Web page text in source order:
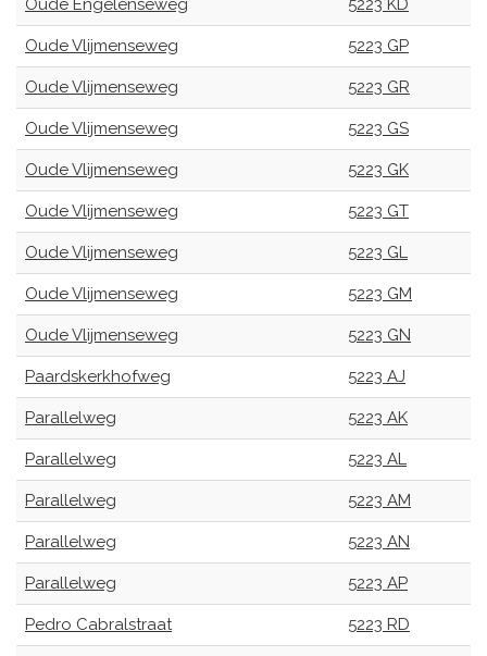
Oude Engelenseweg 5223 KD
Oude Vlijmenseweg 5223 GP
Oude Vlijmenseweg 5223 GR
Oude Vlijmenseweg 5223 GS
Oude Vlijmenseweg 5223 GK
Oude Vlijmenseweg 5223 GT
Oude Vlijmenseweg 5223 GL
Oude Vlijmenseweg 5223 GM
Oude Vlijmenseweg 5223 GN
Paardskerkhofweg 5223 AJ
Parallelweg 5223 AK
Parallelweg 5223 AL
Parallelweg 5223 AM
Parallelweg 5223 AN
Parallelweg 5223 AP
Pedro Cabralstraat 5223 RD